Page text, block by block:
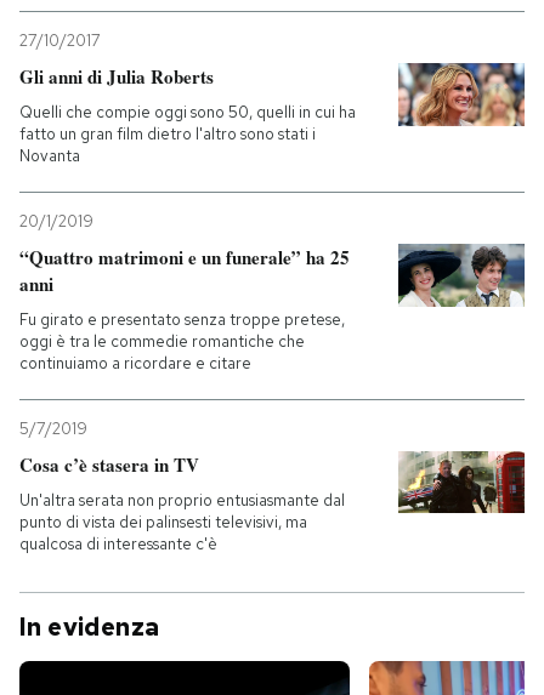
27/10/2017
Gli anni di Julia Roberts
Quelli che compie oggi sono 50, quelli in cui ha
fatto un gran film dietro l'altro sono stati i
Novanta
20/1/2019
“Quattro matrimoni e un funerale” ha 25
anni
Fu girato e presentato senza troppe pretese,
oggi è tra le commedie romantiche che
continuiamo a ricordare e citare
5/7/2019
Cosa c’è stasera in TV
Un'altra serata non proprio entusiasmante dal
punto di vista dei palinsesti televisivi, ma
qualcosa di interessante c'è
In evidenza